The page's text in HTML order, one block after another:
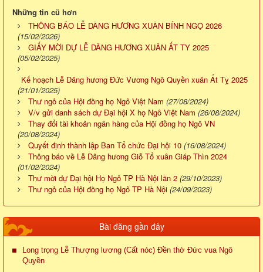
Những tin cũ hơn
THÔNG BÁO LỄ DÂNG HƯƠNG XUÂN BÍNH NGỌ 2026
(15/02/2026)
GIẤY MỜI DỰ LỄ DÂNG HƯƠNG XUÂN ẤT TY 2025
(05/02/2025)
Kế hoạch Lễ Dâng hương Đức Vương Ngô Quyền xuân Ất Tỵ 2025
(21/01/2025)
Thư ngỏ của Hội đồng họ Ngô Việt Nam (27/08/2024)
V/v gửi danh sách dự Đại hội X họ Ngô Việt Nam (26/08/2024)
Thay đổi tài khoản ngân hàng của Hội đồng họ Ngô VN
(20/08/2024)
Quyết định thành lập Ban Tổ chức Đại hội 10 (16/08/2024)
Thông báo về Lễ Dâng hương Giỗ Tổ xuân Giáp Thìn 2024
(01/02/2024)
Thư mời dự Đại hội Họ Ngô TP Hà Nội lần 2 (29/10/2023)
Thư ngỏ của Hội đồng họ Ngô TP Hà Nội (24/09/2023)
Bài đăng gần đây
Long trọng Lễ Thượng lương (Cất nóc) Đền thờ Đức vua Ngô
Quyền